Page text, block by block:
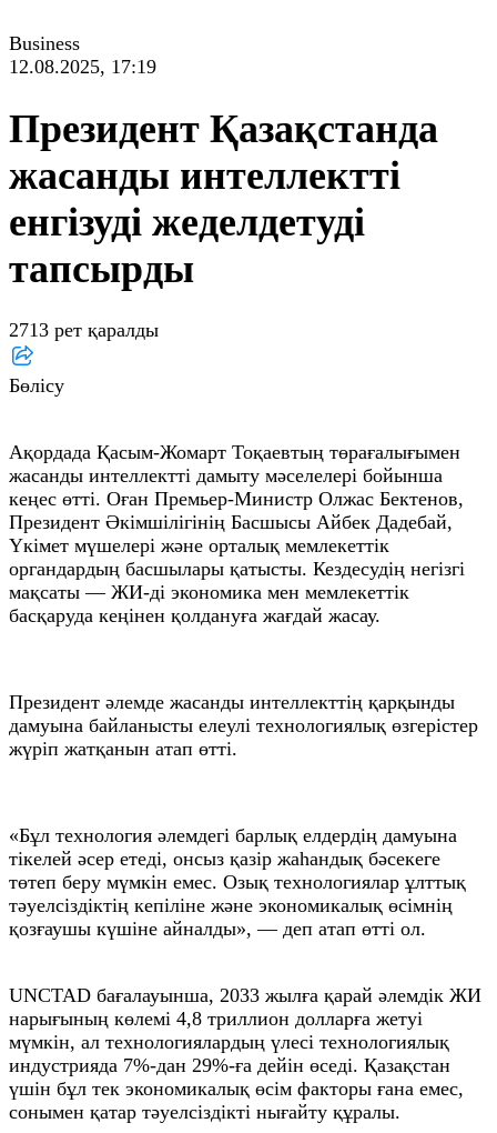
Business
12.08.2025, 17:19
Президент Қазақстанда
жасанды интеллектті
енгізуді жеделдетуді
тапсырды
2713 рет қаралды
Бөлісу
Ақордада Қасым-Жомарт Тоқаевтың төрағалығымен
жасанды интеллектті дамыту мәселелері бойынша
кеңес өтті. Оған Премьер-Министр Олжас Бектенов,
Президент Әкімшілігінің Басшысы Айбек Дадебай,
Үкімет мүшелері және орталық мемлекеттік
органдардың басшылары қатысты. Кездесудің негізгі
мақсаты — ЖИ-ді экономика мен мемлекеттік
басқаруда кеңінен қолдануға жағдай жасау.
Президент әлемде жасанды интеллекттің қарқынды
дамуына байланысты елеулі технологиялық өзгерістер
жүріп жатқанын атап өтті.
«Бұл технология әлемдегі барлық елдердің дамуына
тікелей әсер етеді, онсыз қазір жаһандық бәсекеге
төтеп беру мүмкін емес. Озық технологиялар ұлттық
тәуелсіздіктің кепіліне және экономикалық өсімнің
қозғаушы күшіне айналды», — деп атап өтті ол.
UNCTAD бағалауынша, 2033 жылға қарай әлемдік ЖИ
нарығының көлемі 4,8 триллион долларға жетуі
мүмкін, ал технологиялардың үлесі технологиялық
индустрияда 7%-дан 29%-ға дейін өседі. Қазақстан
үшін бұл тек экономикалық өсім факторы ғана емес,
сонымен қатар тәуелсіздікті нығайту құралы.